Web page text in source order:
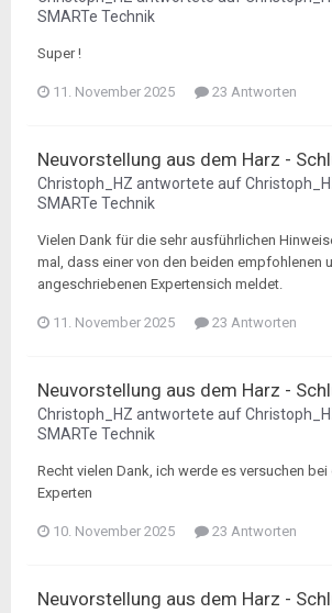
SMARTe Technik
Super !
11. November 2025 23 Antworten
Neuvorstellung aus dem Harz -
Christoph_HZ antwortete auf
SMARTe Technik
Vielen Dank für die sehr ausführlichen
mal, dass einer von den beiden empfohlenen
angeschriebenen Expertensich meldet.
11. November 2025 23 Antworten
Neuvorstellung aus dem Harz -
Christoph_HZ antwortete auf
SMARTe Technik
Recht vielen Dank, ich werde es versuchen
Experten
10. November 2025 23 Antworten
Neuvorstellung aus dem Harz -